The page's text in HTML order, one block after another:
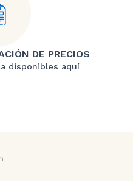
DE PRECIOS
disponibles aquí